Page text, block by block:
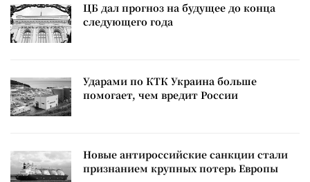
ЦБ дал прогноз на будущее до конца
следующего года
Ударами по КТК Украина больше
помогает, чем вредит России
Новые антироссийские санкции стали
признанием крупных потерь Европы